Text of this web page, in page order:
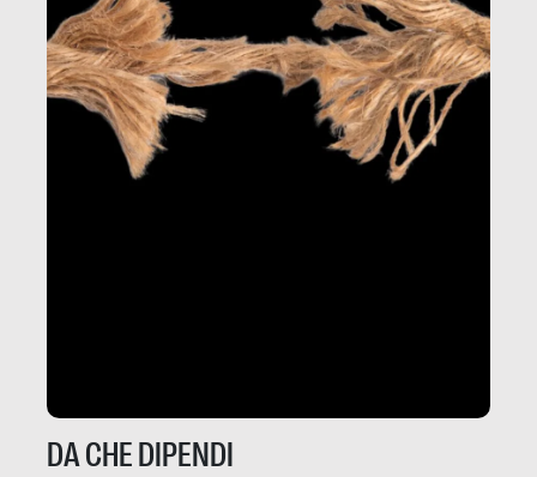
DA CHE DIPENDI